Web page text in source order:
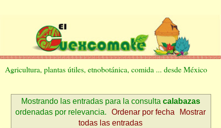
Agricultura, plantas útiles, etnobotánica, comida ... desde México
Mostrando las entradas para la consulta calabazas
ordenadas por relevancia.
Ordenar por fecha
Mostrar
todas las entradas